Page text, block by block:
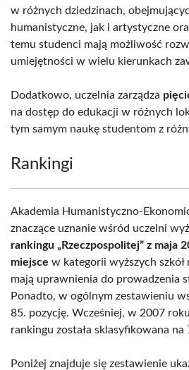
w różnych dziedzinach,
humanistyczne, jak i artystyczne
temu studenci mają możliwość
umiejętności w wielu kierunkach
Dodatkowo, uczelnia zarządza
na dostęp do edukacji w różnych
tym samym naukę studentom z
Rankingi
Akademia Humanistyczno-
znaczące uznanie wśród uczelni
rankingu „Rzeczpospolitej” z maja
miejsce w kategorii wyższych
mają uprawnienia do prowadzenia
Ponadto, w ogólnym zestawieniu
85. pozycję. Wcześniej, w 2007
rankingu została sklasyfikowana na
Poniżej znajduje się zestawienie